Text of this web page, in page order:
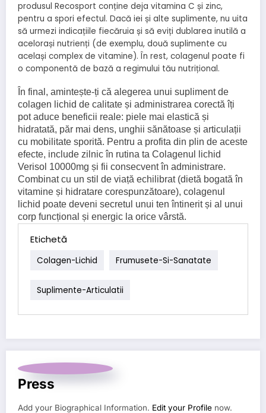
produsul Recosport conține deja vitamina C și zinc,
pentru a spori efectul. Dacă iei și alte suplimente, nu uita
să urmezi indicațiile fiecăruia și să eviți dublarea inutilă a
acelorași nutrienți (de exemplu, două suplimente cu
același complex de vitamine). În rest, colagenul poate fi
o componentă de bază a regimului tău nutrițional.
În final, amintește-ți că alegerea unui supliment de
colagen lichid de calitate și administrarea corectă îți
pot aduce beneficii reale: piele mai elastică și
hidratată, păr mai dens, unghii sănătoase și articulații
cu mobilitate sporită. Pentru a profita din plin de aceste
efecte, include zilnic în rutina ta Colagenul lichid
Verisol 10000mg și fii consecvent în administrare.
Combinat cu un stil de viață echilibrat (dietă bogată în
vitamine și hidratare corespunzătoare), colagenul
lichid poate deveni secretul unui ten întinerit și al unui
corp funcțional și energic la orice vârstă.
Etichetă
Colagen-Lichid Frumusete-Si-Sanatate
Suplimente-Articulatii
Press
Add your Biographical Information. Edit your Profile now.